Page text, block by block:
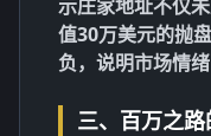
示庄家地址不仅
值30万美元的抛
负，说明市场情绪
三、百万之